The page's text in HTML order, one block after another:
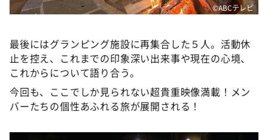
©ABCテレビ
最後にはグランピング施設に再集合した５人。活動休
止を控え、これまでの印象深い出来事や現在の心境、
これからについて語り合う。
今回も、ここでしか見られない超貴重映像満載！メン
バーたちの個性あふれる旅が展開される！